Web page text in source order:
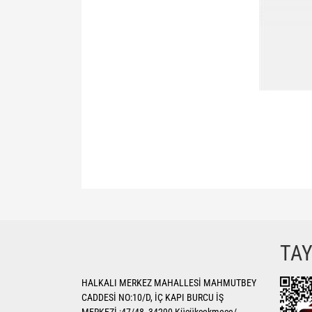
Ürün resmi kalitesiz, bozuk veya görüntülenemiyor.
Ürün bilgilerinde hatalar bulunuyor.
Ürün fiyatı diğer sitelerden daha pahalı.
HALKALI MERKEZ MAHALLESİ MAHMUTBEY
CADDESİ NO:10/D, İÇ KAPI BURCU İŞ